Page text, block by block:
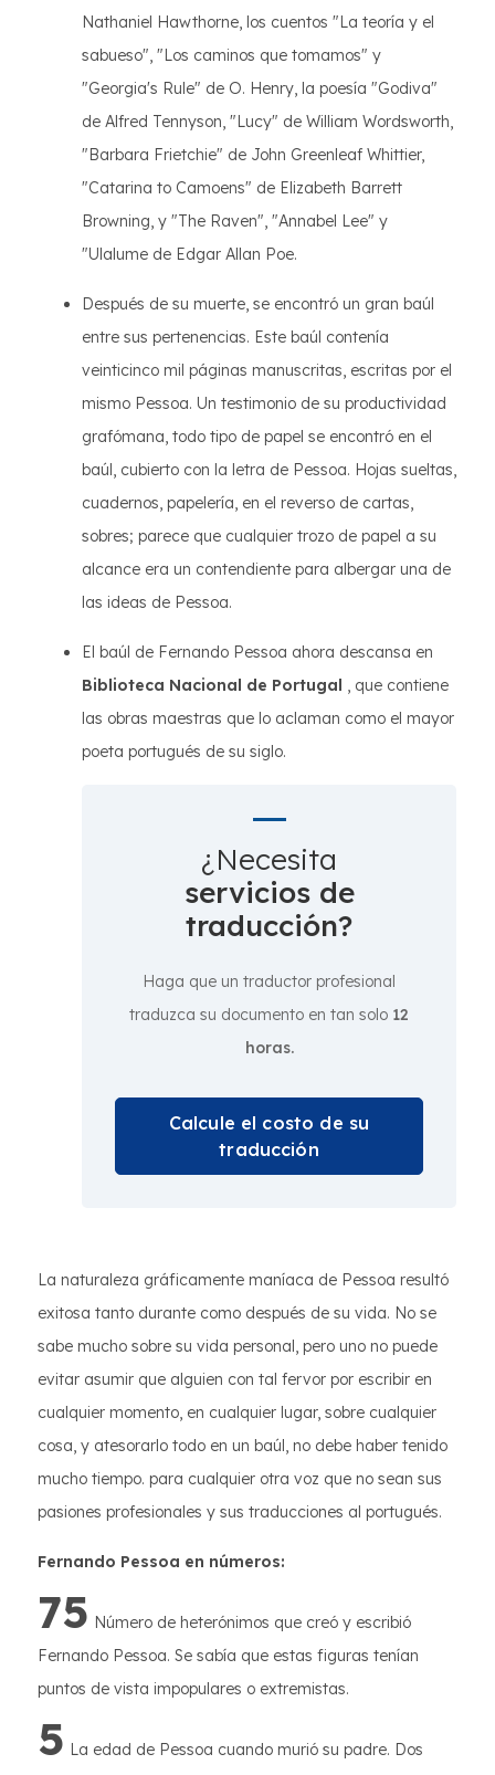
Nathaniel Hawthorne, los cuentos "La teoría y el
sabueso", "Los caminos que tomamos" y
"Georgia's Rule" de O. Henry, la poesía "Godiva"
de Alfred Tennyson, "Lucy" de William Wordsworth,
"Barbara Frietchie" de John Greenleaf Whittier,
"Catarina to Camoens" de Elizabeth Barrett
Browning, y "The Raven", "Annabel Lee" y
"Ulalume de Edgar Allan Poe.
Después de su muerte, se encontró un gran baúl
entre sus pertenencias. Este baúl contenía
veinticinco mil páginas manuscritas, escritas por el
mismo Pessoa. Un testimonio de su productividad
grafómana, todo tipo de papel se encontró en el
baúl, cubierto con la letra de Pessoa. Hojas sueltas,
cuadernos, papelería, en el reverso de cartas,
sobres; parece que cualquier trozo de papel a su
alcance era un contendiente para albergar una de
las ideas de Pessoa.
El baúl de Fernando Pessoa ahora descansa en
Biblioteca Nacional de Portugal , que contiene
las obras maestras que lo aclaman como el mayor
poeta portugués de su siglo.
¿Necesita
servicios de
traducción?
Haga que un traductor profesional
traduzca su documento en tan solo 12
horas.
Calcule el costo de su
traducción
La naturaleza gráficamente maníaca de Pessoa resultó
exitosa tanto durante como después de su vida. No se
sabe mucho sobre su vida personal, pero uno no puede
evitar asumir que alguien con tal fervor por escribir en
cualquier momento, en cualquier lugar, sobre cualquier
cosa, y atesorarlo todo en un baúl, no debe haber tenido
mucho tiempo. para cualquier otra voz que no sean sus
pasiones profesionales y sus traducciones al portugués.
Fernando Pessoa en números:
75 Número de heterónimos que creó y escribió
Fernando Pessoa. Se sabía que estas figuras tenían
puntos de vista impopulares o extremistas.
5 La edad de Pessoa cuando murió su padre. Dos